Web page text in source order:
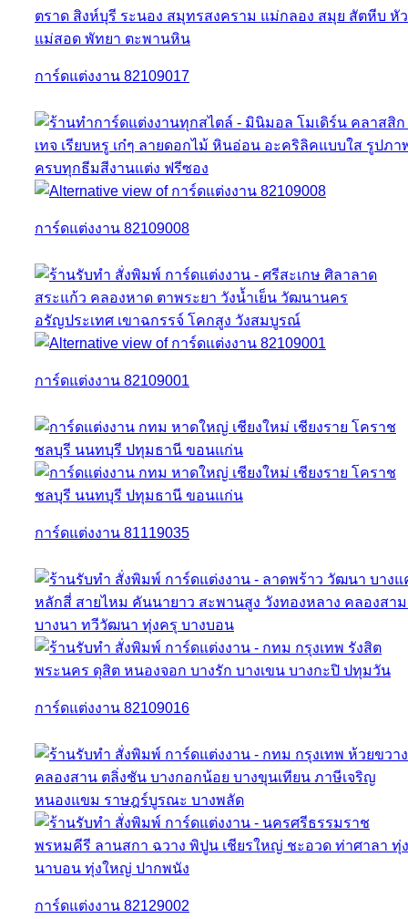
การ์ดแต่งงาน 82109017
การ์ดแต่งงาน 82109008
การ์ดแต่งงาน 82109001
การ์ดแต่งงาน 81119035
การ์ดแต่งงาน 82109016
การ์ดแต่งงาน 82129002